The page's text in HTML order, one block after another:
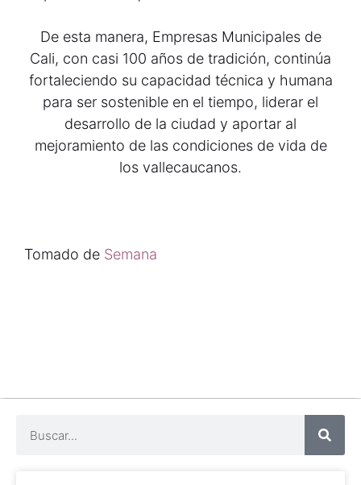
De esta manera, Empresas Municipales de
Cali, con casi 100 años de tradición, continúa
fortaleciendo su capacidad técnica y humana
para ser sostenible en el tiempo, liderar el
desarrollo de la ciudad y aportar al
mejoramiento de las condiciones de vida de
los vallecaucanos.
Tomado de Semana